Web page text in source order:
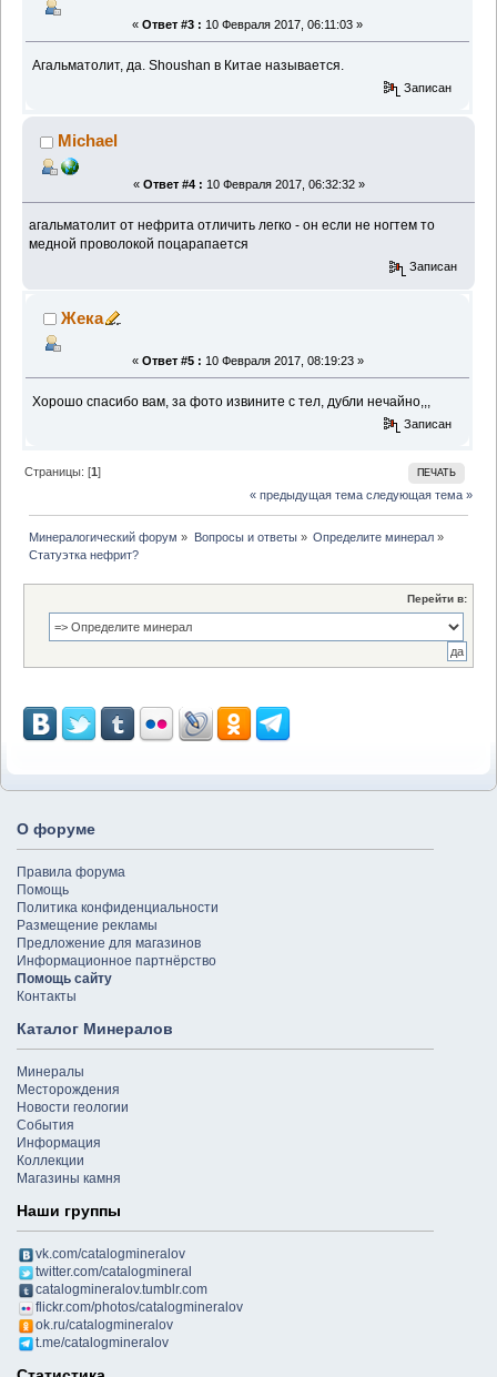
« Ответ #3 : 10 Февраля 2017, 06:11:03 »
Агальматолит, да. Shoushan в Китае называется.
Записан
Michael
« Ответ #4 : 10 Февраля 2017, 06:32:32 »
агальматолит от нефрита отличить легко - он если не ногтем то
медной проволокой поцарапается
Записан
Жека
« Ответ #5 : 10 Февраля 2017, 08:19:23 »
Хорошо спасибо вам, за фото извините с тел, дубли нечайно,,,
Записан
ПЕЧАТЬ
Страницы: [1]
« предыдущая тема следующая тема »
Минералогический форум » Вопросы и ответы» Определите минерал»
Статуэтка нефрит?
Перейти в:
О форуме
Правила форума
Помощь
Политика конфиденциальности
Размещение рекламы
Предложение для магазинов
Информационное партнёрство
Помощь сайту
Контакты
Каталог Минералов
Минералы
Месторождения
Новости геологии
События
Информация
Коллекции
Магазины камня
Наши группы
vk.com/catalogmineralov
twitter.com/catalogmineral
catalogmineralov.tumblr.com
flickr.com/photos/catalogmineralov
ok.ru/catalogmineralov
t.me/catalogmineralov